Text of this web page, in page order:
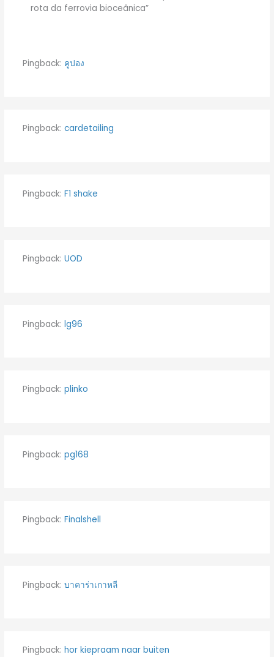
rota da ferrovia bioceânica”
Pingback: คูปอง
Pingback: cardetailing
Pingback: F1 shake
Pingback: UOD
Pingback: lg96
Pingback: plinko
Pingback: pg168
Pingback: Finalshell
Pingback: บาคาร่าเกาหลี
Pingback: hor kiepraam naar buiten